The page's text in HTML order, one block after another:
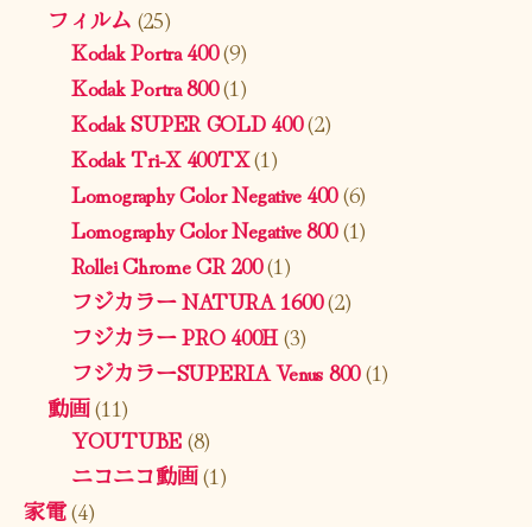
フィルム (25)
Kodak Portra 400(9)
Kodak Portra 800(1)
Kodak SUPER GOLD 400(2)
Kodak Tri-X 400TX(1)
Lomography Color Negative 400(6)
Lomography Color Negative 800(1)
Rollei Chrome CR 200(1)
フジカラー NATURA 1600(2)
フジカラー PRO 400H(3)
フジカラーSUPERIA Venus 800(1)
動画(11)
YOUTUBE(8)
ニコニコ動画(1)
家電(4)